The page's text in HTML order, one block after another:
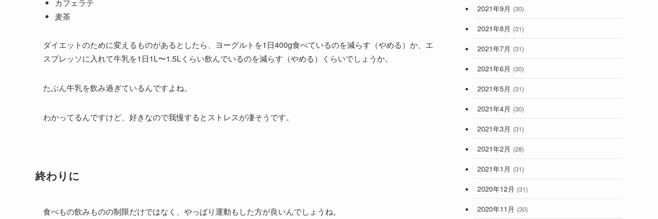
カフェラテ
麦茶
ダイエットのために変えるものがあるとしたら、ヨーグルトを1日400g食べているのを減らす（やめる）か、エ
スプレッソに入れて牛乳を1日1L〜1.5Lくらい飲んでいるのを減らす（やめる）くらいでしょうか。
たぶん牛乳を飲み過ぎているんですよね。
わかってるんですけど、好きなので我慢するとストレスが凄そうです。
終わりに
食べもの飲みものの制限だけではなく、やっぱり運動もした方が良いんでしょうね。
2021年9月 (30)
2021年8月 (31)
2021年7月 (31)
2021年6月 (30)
2021年5月 (31)
2021年4月 (30)
2021年3月 (31)
2021年2月 (28)
2021年1月 (31)
2020年12月 (31)
2020年11月 (30)